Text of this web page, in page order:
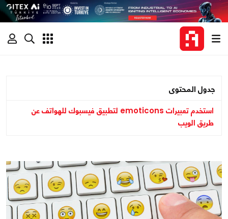
جدول المحتوى
استخدم تعبيرات emoticons لتطبيق فيسبوك للهواتف عن
طريق الويب